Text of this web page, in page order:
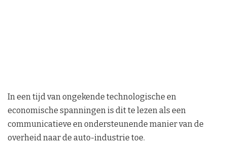
In een tijd van ongekende technologische en
economische spanningen is dit te lezen als een
communicatieve en ondersteunende manier van de
overheid naar de auto-industrie toe.